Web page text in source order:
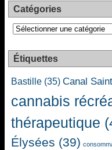
Catégories
Catégories
Étiquettes
Bastille (35) Canal
cannabis
thérapeutique
Élysées (39)